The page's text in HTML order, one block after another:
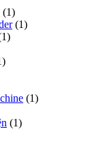
(1)
(1)
(1)
(1)